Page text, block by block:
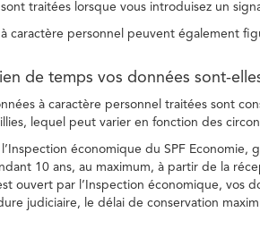
traitées lorsque vous introduisez un
à caractère personnel peuvent également
de temps vos données sont-
à caractère personnel traitées sont
lequel peut varier en fonction des
l’Inspection économique du SPF
10 ans, au maximum, à partir de la
ouvert par l’Inspection économique, vos
judiciaire, le délai de conservation